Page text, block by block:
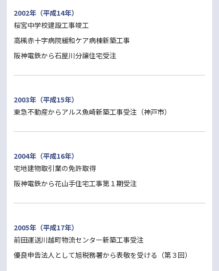
2002年（平成14年）
桜宮中学校建設工事竣工
高槻赤十字病院緩和ケア病棟新築工事
阪神電鉄から石屋川分譲住宅受注
2003年（平成15年）
東急不動産からアルス魚崎新築工事受注（神戸市）
2004年（平成16年）
宅地建物取引業の免許取得
阪神電鉄から花山手住宅工事第１期受注
2005年（平成17年）
前田運送川越町物流センター新築工事受注
優良申告法人として旭税務署から表敬を受ける（第３回）